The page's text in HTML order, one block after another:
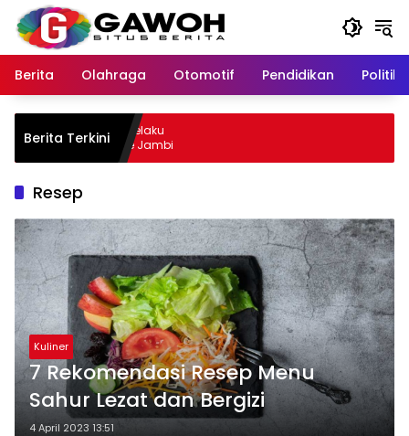
Langsung
konten
Berita
Olahraga Otomotif Pendidikan Politik
Berita Terkini
Kota Tangkap Pelaku
Sempat Kabur ke Jambi
Resep
Kuliner
7 Rekomendasi Resep Menu
Sahur Lezat dan Bergizi
4 April 2023 13:51